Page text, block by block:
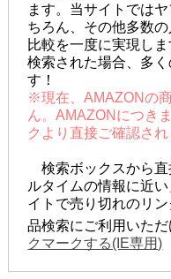
ます。当サイトでは
ちろん、その他多数
比較を一度に実現し
検索された場合、多
す！
※現在、AMAZONの
ん。AMAZONにつき
クより直接ご確認さ
検索ボックスから直
ルタイムの情報に近
イトで売り切れのリ
品検索にご利用いた
クマークする(IE専用)